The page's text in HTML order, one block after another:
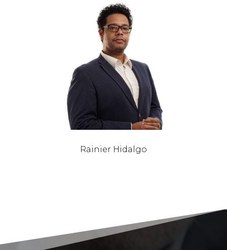
Rainier Hidalgo